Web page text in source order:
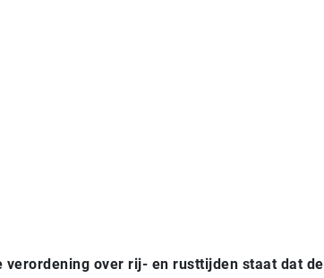
verordening over rij- en rusttijden staat dat de